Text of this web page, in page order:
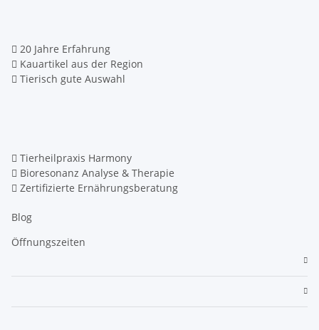
20 Jahre Erfahrung
Kauartikel aus der Region
Tierisch gute Auswahl
Tierheilpraxis Harmony
Bioresonanz Analyse & Therapie
Zertifizierte Ernährungsberatung
Blog
Öffnungszeiten